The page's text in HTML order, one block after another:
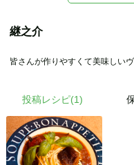
継之介
皆さんが作りやすくて美味しい
投稿レシピ(1)